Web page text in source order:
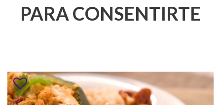
PARA CONSENTIRTE